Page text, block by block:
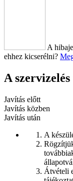
A
ehhez kicserélni?
A
Javítás előtt
Javítás közben
Javítás után
A
Átvételi